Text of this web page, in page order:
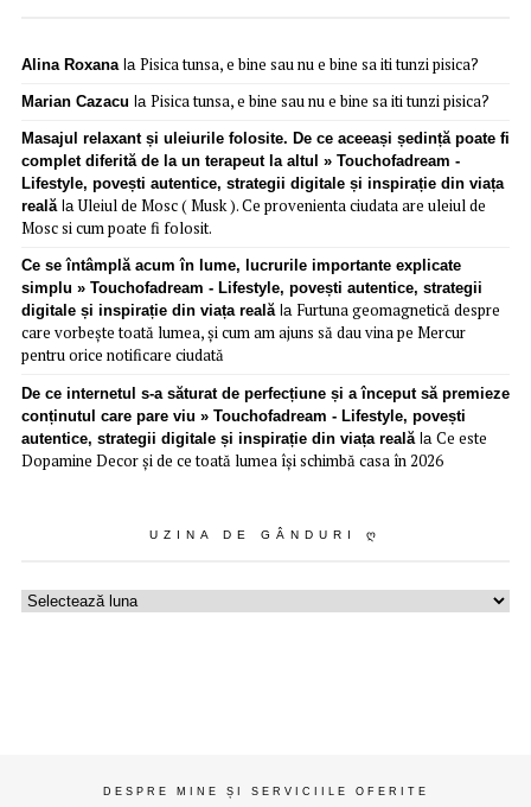
Alina Roxanala Pisica tunsa, e bine sau nu e bine sa iti tunzi pisica?
Marian Cazacu la Pisica tunsa, e bine sau nu e bine sa iti tunzi pisica?
Masajul relaxant și uleiurile folosite. De ce aceeași ședință poate fi
complet diferită de la un terapeut la altul » Touchofadream -
Lifestyle, povești autentice, strategii digitale și inspirație din viața
realălaUleiul de Mosc ( Musk ). Ce provenienta ciudata are uleiul de
Mosc si cum poate fi folosit.
Ce se întâmplă acum în lume, lucrurile importante explicate
simplu » Touchofadream - Lifestyle, povești autentice, strategii
digitale și inspirație din viața realăla Furtuna geomagnetică despre
care vorbește toată lumea, și cum am ajuns să dau vina pe Mercur
pentru orice notificare ciudată
De ce internetul s-a săturat de perfecțiune și a început să premieze
conținutul care pare viu » Touchofadream - Lifestyle, povești
autentice, strategii digitale și inspirație din viața realăla Ce este
Dopamine Decor și de ce toată lumea își schimbă casa în 2026
UZINA DE GÂNDURI Ღ
Uzina
DESPRE MINE ȘI SERVICIILE OFERITE